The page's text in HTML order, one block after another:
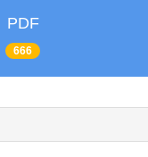
PDF
666